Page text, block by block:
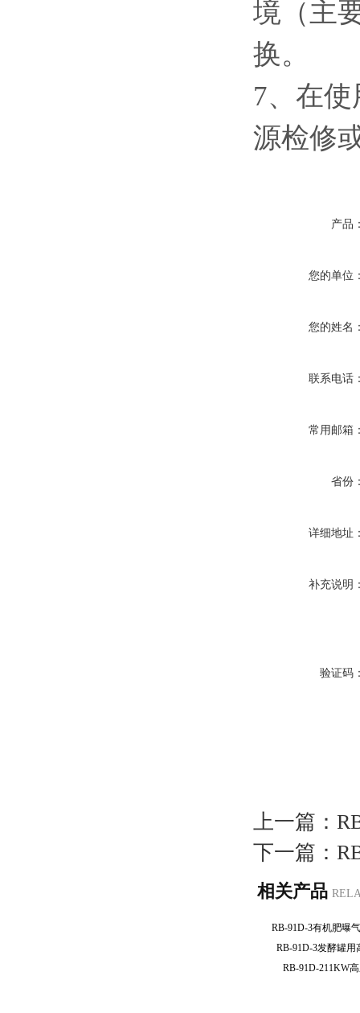
境（主
换。
7、在
源检修
产品
您的单位
您的姓名
联系电话
常用邮箱
省份
详细地址
补充说明
验证码
上一篇：
下一篇：
相关产品
RB-91D-3有机肥
RB-91D-3发酵罐
RB-91D-211KW